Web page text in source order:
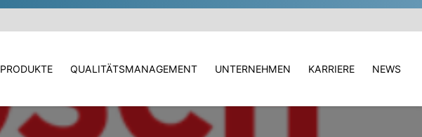
PRODUKTE QUALITÄTSMANAGEMENT UNTERNEHMEN KARRIERE NEWS